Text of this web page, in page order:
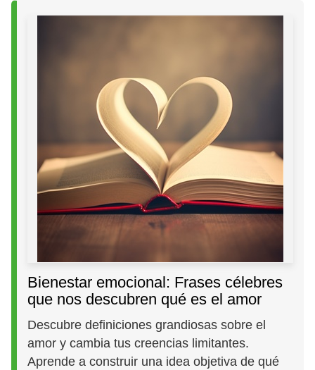
Bienestar emocional: Frases célebres
que nos descubren qué es el amor
Descubre definiciones grandiosas sobre el
amor y cambia tus creencias limitantes.
Aprende a construir una idea objetiva de qué